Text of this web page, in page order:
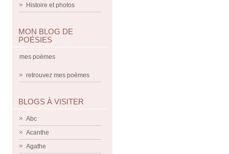
Histoire et photos
MON BLOG DE
POÉSIES
mes poèmes
retrouvez mes poèmes
BLOGS À VISITER
Abc
Acanthe
Agathe